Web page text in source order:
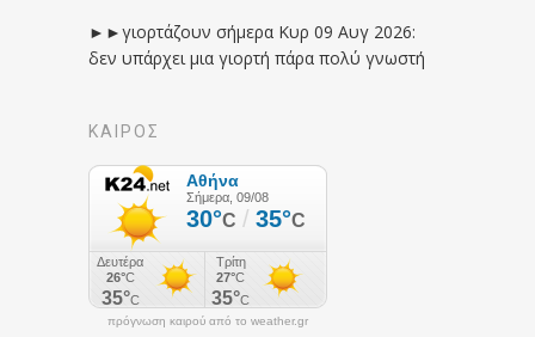
►►γιορτάζουν σήμερα Κυρ 09 Αυγ 2026:
δεν υπάρχει μια γιορτή πάρα πολύ γνωστή
ΚΑΙΡΟΣ
πρόγνωση καιρού από το weather.gr